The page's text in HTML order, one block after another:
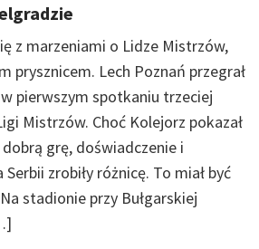
z marzeniami o Lidze Mistrzów,
prysznicem. Lech Poznań przegrał
w pierwszym spotkaniu trzeciej
Mistrzów. Choć Kolejorz pokazał
grę, doświadczenie i
zrobiły różnicę. To miał być
stadionie przy Bułgarskiej